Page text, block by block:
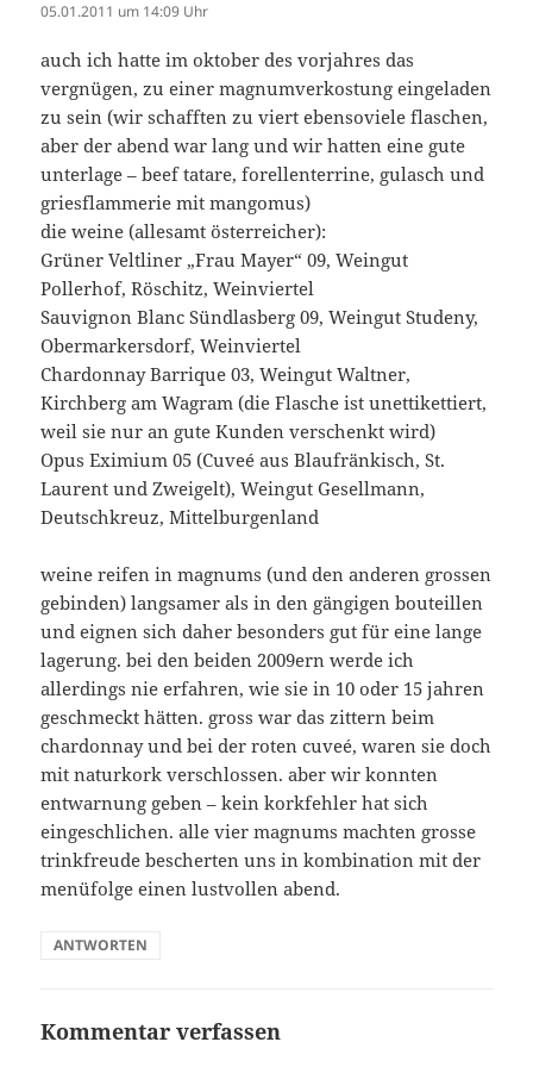
05.01.2011 um 14:09 Uhr
auch ich hatte im oktober des vorjahres das
vergnügen, zu einer magnumverkostung eingeladen
zu sein (wir schafften zu viert ebensoviele flaschen,
aber der abend war lang und wir hatten eine gute
unterlage – beef tatare, forellenterrine, gulasch und
griesflammerie mit mangomus)
die weine (allesamt österreicher):
Grüner Veltliner „Frau Mayer“ 09, Weingut
Pollerhof, Röschitz, Weinviertel
Sauvignon Blanc Sündlasberg 09, Weingut Studeny,
Obermarkersdorf, Weinviertel
Chardonnay Barrique 03, Weingut Waltner,
Kirchberg am Wagram (die Flasche ist unettikettiert,
weil sie nur an gute Kunden verschenkt wird)
Opus Eximium 05 (Cuveé aus Blaufränkisch, St.
Laurent und Zweigelt), Weingut Gesellmann,
Deutschkreuz, Mittelburgenland
weine reifen in magnums (und den anderen grossen
gebinden) langsamer als in den gängigen bouteillen
und eignen sich daher besonders gut für eine lange
lagerung. bei den beiden 2009ern werde ich
allerdings nie erfahren, wie sie in 10 oder 15 jahren
geschmeckt hätten. gross war das zittern beim
chardonnay und bei der roten cuveé, waren sie doch
mit naturkork verschlossen. aber wir konnten
entwarnung geben – kein korkfehler hat sich
eingeschlichen. alle vier magnums machten grosse
trinkfreude bescherten uns in kombination mit der
menüfolge einen lustvollen abend.
ANTWORTEN
Kommentar verfassen